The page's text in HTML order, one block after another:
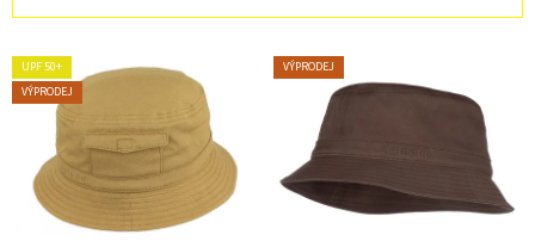
p
r
V
ý
UPF 50+
VÝPRODEJ
VÝPRODEJ